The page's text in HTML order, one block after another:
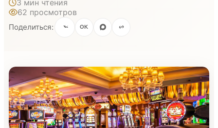
3 мин чтения
62 просмотров
Поделиться: OK